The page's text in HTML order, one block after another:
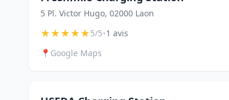
5 Pl. Victor Hugo, 02000 Laon
★★★★★5/5•1 avis
📍 Google Maps